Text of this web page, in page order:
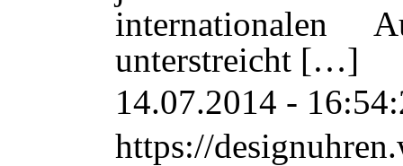
internationalen
unterstreicht […]
14.07.2014 -
https://